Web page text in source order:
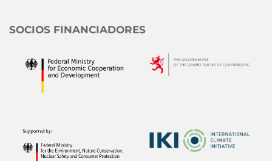
SOCIOS FINANCIADORES